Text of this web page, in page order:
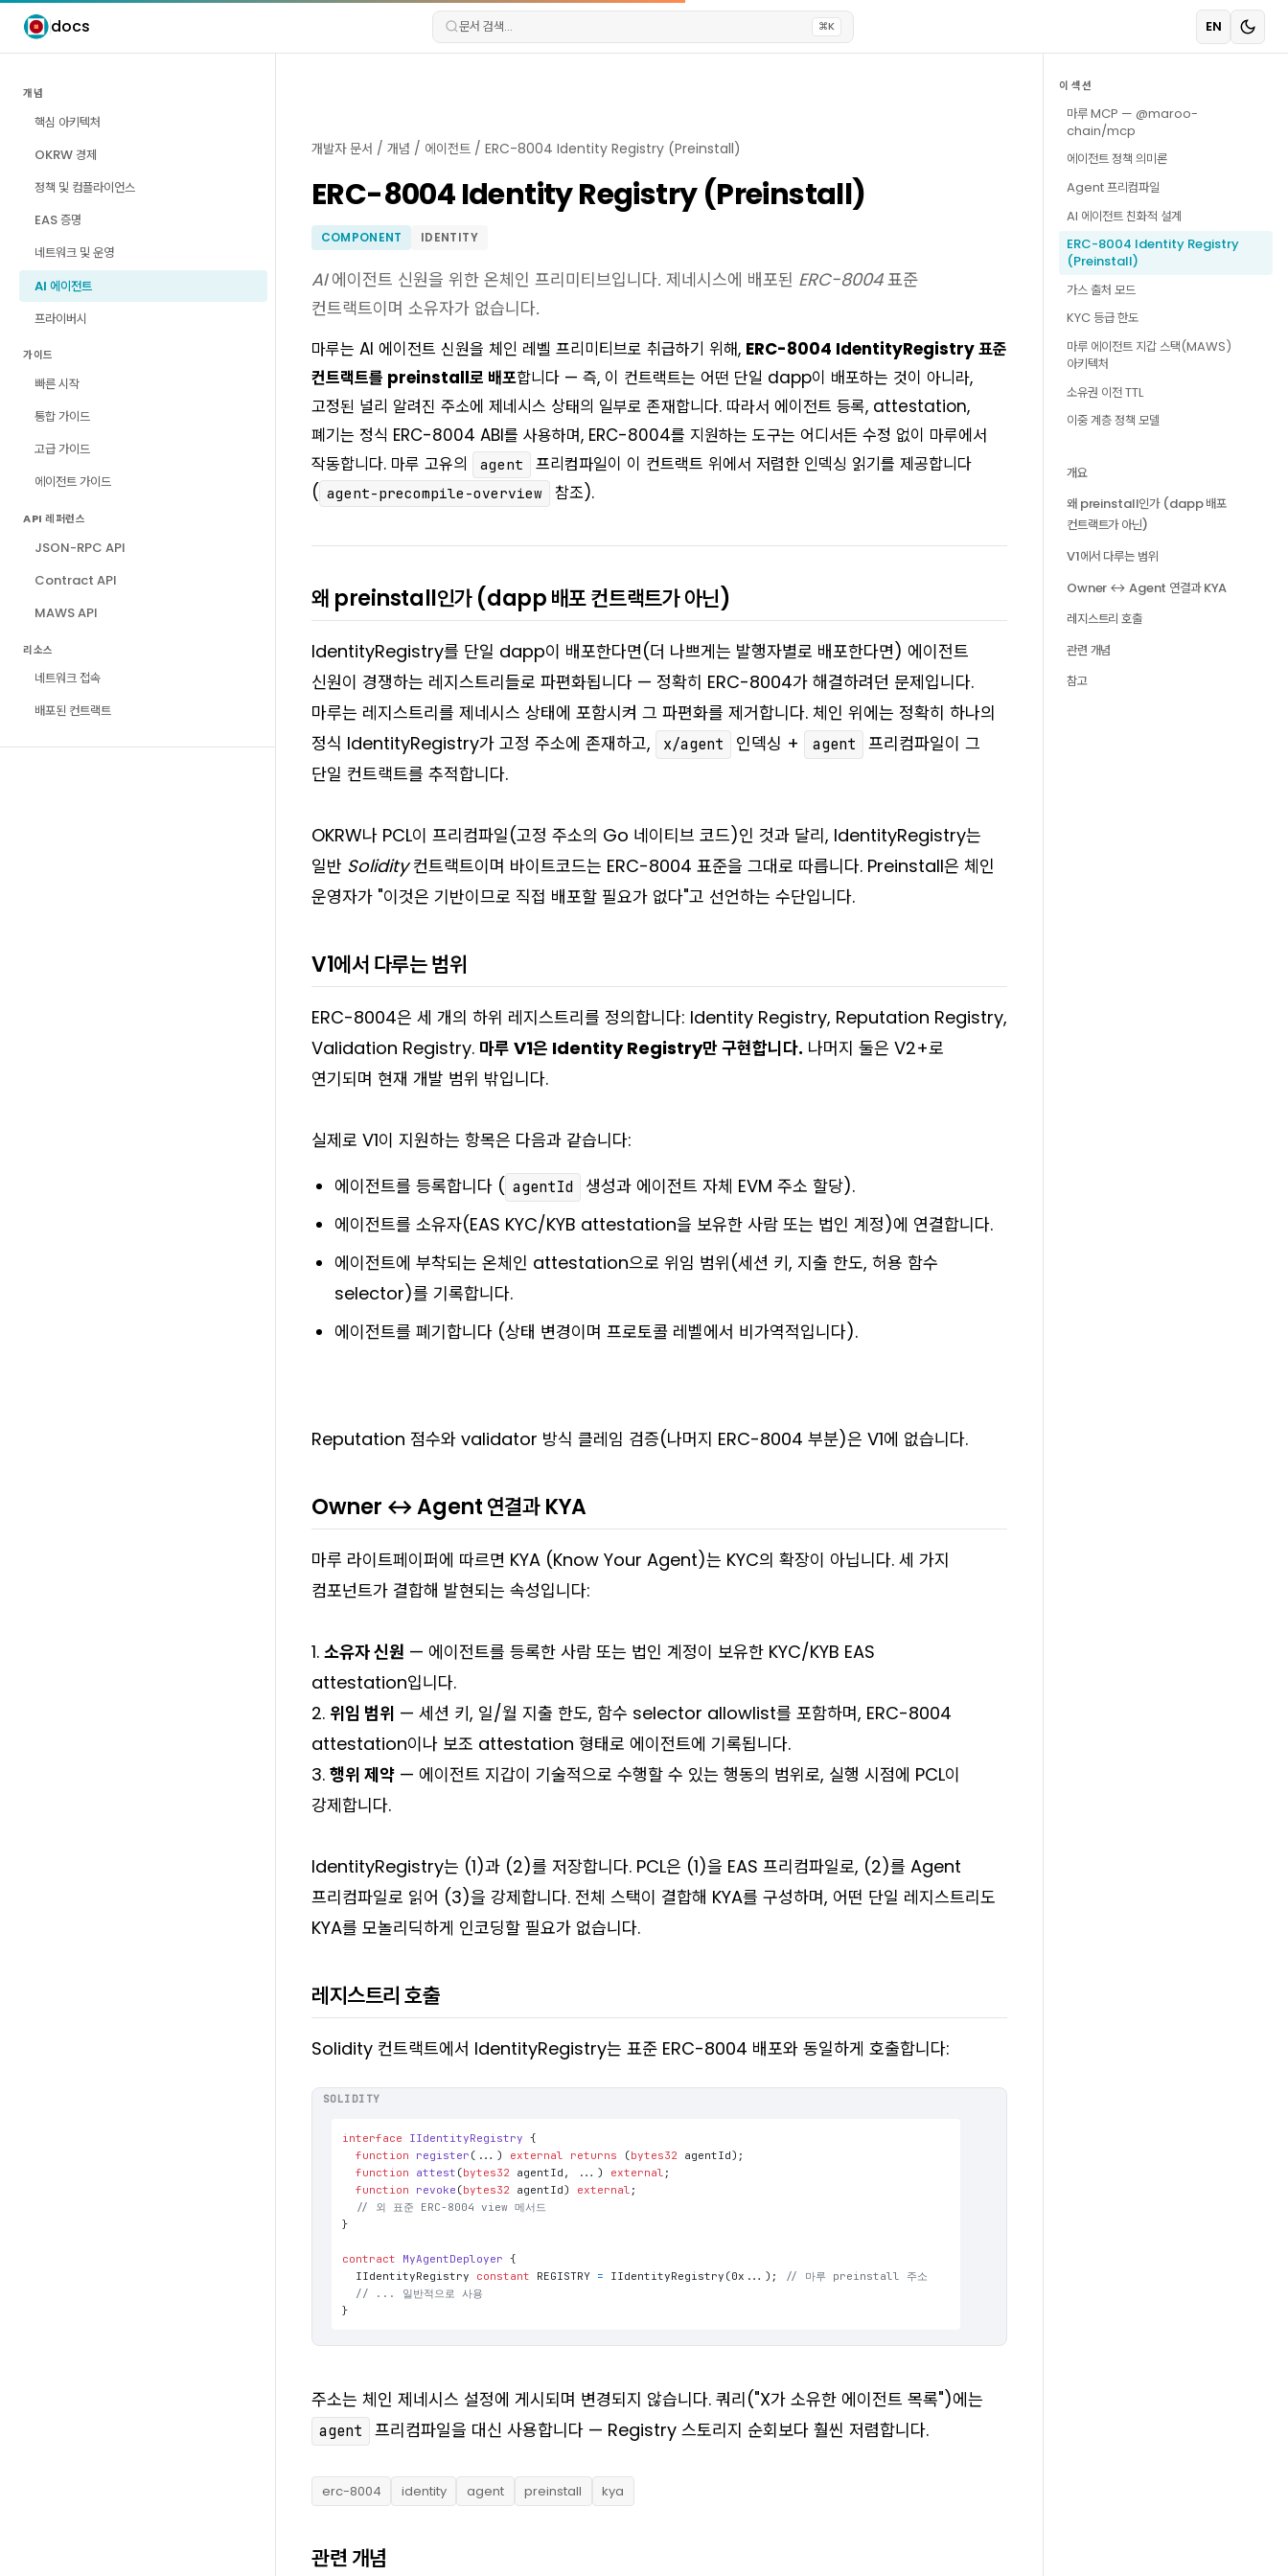
docs 문서 검색... ⌘K EN
개념
핵심 아키텍처
OKRW 경제
정책 및 컴플라이언스
EAS 증명
네트워크 및 운영
AI 에이전트
프라이버시
가이드
빠른 시작
통합 가이드
고급 가이드
에이전트 가이드
API 레퍼런스
JSON-RPC API
Contract API
MAWS API
리소스
네트워크 접속
배포된 컨트랙트
이 섹션
마루 MCP — @maroo-
chain/mcp
에이전트 정책 의미론
Agent 프리컴파일
AI 에이전트 친화적 설계
ERC-8004 Identity Registry
(Preinstall)
가스 출처 모드
KYC 등급 한도
마루 에이전트 지갑 스택(MAWS)
아키텍처
소유권 이전 TTL
이중 계층 정책 모델
개요
왜 preinstall인가 (dapp 배포
컨트랙트가 아닌)
V1에서 다루는 범위
Owner ↔ Agent 연결과 KYA
레지스트리 호출
관련 개념
참고
개발자 문서 / 개념 / 에이전트 / ERC-8004 Identity Registry (Preinstall)
ERC-8004 Identity Registry (Preinstall)
COMPONENT IDENTITY
AI 에이전트 신원을 위한 온체인 프리미티브입니다. 제네시스에 배포된 ERC-8004 표준
컨트랙트이며 소유자가 없습니다.
마루는 AI 에이전트 신원을 체인 레벨 프리미티브로 취급하기 위해, ERC-8004 IdentityRegistry 표준
컨트랙트를 preinstall로 배포합니다 — 즉, 이 컨트랙트는 어떤 단일 dapp이 배포하는 것이 아니라,
고정된 널리 알려진 주소에 제네시스 상태의 일부로 존재합니다. 따라서 에이전트 등록, attestation,
폐기는 정식 ERC-8004 ABI를 사용하며, ERC-8004를 지원하는 도구는 어디서든 수정 없이 마루에서
작동합니다. 마루 고유의
agent
프리컴파일이 이 컨트랙트 위에서 저렴한 인덱싱 읽기를 제공합니다
( agent-precompile-overview 참조).
왜 preinstall인가 (dapp 배포 컨트랙트가 아닌)
IdentityRegistry를 단일 dapp이 배포한다면(더 나쁘게는 발행자별로 배포한다면) 에이전트
신원이 경쟁하는 레지스트리들로 파편화됩니다 — 정확히 ERC-8004가 해결하려던 문제입니다.
마루는 레지스트리를 제네시스 상태에 포함시켜 그 파편화를 제거합니다. 체인 위에는 정확히 하나의
정식 IdentityRegistry가 고정 주소에 존재하고,
x/agent 인덱싱 + agent
프리컴파일이 그
단일 컨트랙트를 추적합니다.
OKRW나 PCL이 프리컴파일(고정 주소의 Go 네이티브 코드)인 것과 달리, IdentityRegistry는
일반 Solidity 컨트랙트이며 바이트코드는 ERC-8004 표준을 그대로 따릅니다. Preinstall은 체인
운영자가 "이것은 기반이므로 직접 배포할 필요가 없다"고 선언하는 수단입니다.
V1에서 다루는 범위
ERC-8004은 세 개의 하위 레지스트리를 정의합니다: Identity Registry, Reputation Registry,
Validation Registry. 마루 V1은 Identity Registry만 구현합니다. 나머지 둘은 V2+로
연기되며 현재 개발 범위 밖입니다.
실제로 V1이 지원하는 항목은 다음과 같습니다:
에이전트를 등록합니다 ( agentId
생성과 에이전트 자체 EVM 주소 할당).
에이전트를 소유자(EAS KYC/KYB attestation을 보유한 사람 또는 법인 계정)에 연결합니다.
에이전트에 부착되는 온체인 attestation으로 위임 범위(세션 키, 지출 한도, 허용 함수
selector)를 기록합니다.
에이전트를 폐기합니다 (상태 변경이며 프로토콜 레벨에서 비가역적입니다).
Reputation 점수와 validator 방식 클레임 검증(나머지 ERC-8004 부분)은 V1에 없습니다.
Owner ↔ Agent 연결과 KYA
마루 라이트페이퍼에 따르면 KYA (Know Your Agent)는 KYC의 확장이 아닙니다. 세 가지
컴포넌트가 결합해 발현되는 속성입니다:
1. 소유자 신원 — 에이전트를 등록한 사람 또는 법인 계정이 보유한 KYC/KYB EAS
attestation입니다.
2. 위임 범위 — 세션 키, 일/월 지출 한도, 함수 selector allowlist를 포함하며, ERC-8004
attestation이나 보조 attestation 형태로 에이전트에 기록됩니다.
3. 행위 제약 — 에이전트 지갑이 기술적으로 수행할 수 있는 행동의 범위로, 실행 시점에 PCL이
강제합니다.
IdentityRegistry는 (1)과 (2)를 저장합니다. PCL은 (1)을 EAS 프리컴파일로, (2)를 Agent
프리컴파일로 읽어 (3)을 강제합니다. 전체 스택이 결합해 KYA를 구성하며, 어떤 단일 레지스트리도
KYA를 모놀리딕하게 인코딩할 필요가 없습니다.
레지스트리 호출
Solidity 컨트랙트에서 IdentityRegistry는 표준 ERC-8004 배포와 동일하게 호출합니다:
interface IIdentityRegistry {
function
register ( ... ) external returns (bytes32 agentId) ;
function
attest (bytes32 agentId, ... ) external ;
function
revoke (bytes32 agentId) external ;
// 외 표준 ERC-8004 view 메서드
}
contract MyAgentDeployer {
  IIdentityRegistry
constant REGISTRY = IIdentityRegistry(0x...);
// 마루 preinstall 주소
// ... 일반적으로 사용
}
SOLIDITY
주소는 체인 제네시스 설정에 게시되며 변경되지 않습니다. 쿼리("X가 소유한 에이전트 목록")에는
agent 프리컴파일을 대신 사용합니다 — Registry 스토리지 순회보다 훨씬 저렴합니다.
erc-8004 identity agent preinstall kya
관련 개념